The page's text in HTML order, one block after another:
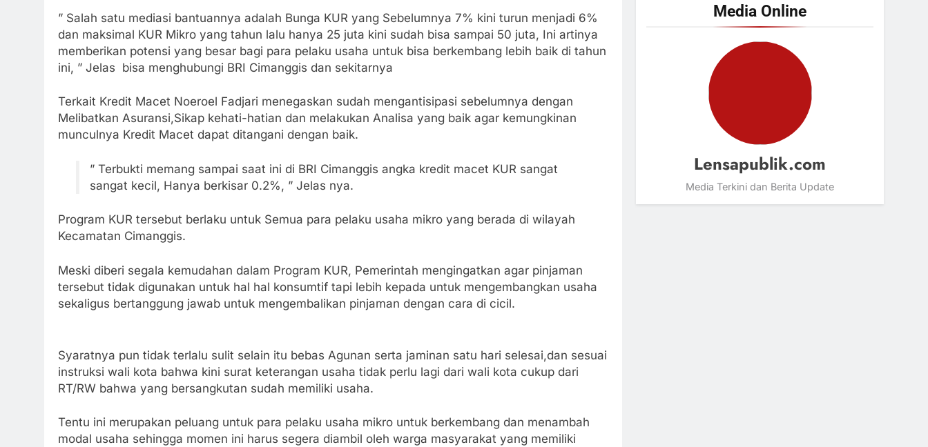
” Salah satu mediasi bantuannya adalah Bunga KUR yang Sebelumnya 7% kini turun menjadi 6%
dan maksimal KUR Mikro yang tahun lalu hanya 25 juta kini sudah bisa sampai 50 juta, Ini artinya
memberikan potensi yang besar bagi para pelaku usaha untuk bisa berkembang lebih baik di tahun
ini, ” Jelas bisa menghubungi BRI Cimanggis dan sekitarnya
Terkait Kredit Macet Noeroel Fadjari menegaskan sudah mengantisipasi sebelumnya dengan
Melibatkan Asuransi,Sikap kehati-hatian dan melakukan Analisa yang baik agar kemungkinan
munculnya Kredit Macet dapat ditangani dengan baik.
” Terbukti memang sampai saat ini di BRI Cimanggis angka kredit macet KUR sangat
sangat kecil, Hanya berkisar 0.2%, ” Jelas nya.
Program KUR tersebut berlaku untuk Semua para pelaku usaha mikro yang berada di wilayah
Kecamatan Cimanggis.
Meski diberi segala kemudahan dalam Program KUR, Pemerintah mengingatkan agar pinjaman
tersebut tidak digunakan untuk hal hal konsumtif tapi lebih kepada untuk mengembangkan usaha
sekaligus bertanggung jawab untuk mengembalikan pinjaman dengan cara di cicil.
Syaratnya pun tidak terlalu sulit selain itu bebas Agunan serta jaminan satu hari selesai,dan sesuai
instruksi wali kota bahwa kini surat keterangan usaha tidak perlu lagi dari wali kota cukup dari
RT/RW bahwa yang bersangkutan sudah memiliki usaha.
Tentu ini merupakan peluang untuk para pelaku usaha mikro untuk berkembang dan menambah
modal usaha sehingga momen ini harus segera diambil oleh warga masyarakat yang memiliki
Media Online
Lensapublik.com
Media Terkini dan Berita Update